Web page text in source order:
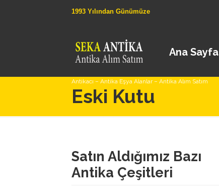
1993 Yılından Günümüze
Antikacı – Antika Eşya Alanlar – Antika Alım Satım
Ana Sayfa
Eski Kutu
Satın Aldığımız Bazı
Antika Çeşitleri